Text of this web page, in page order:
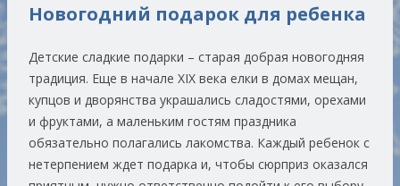
Новогодний подарок для ребенка
Детские сладкие подарки – старая добрая новогодняя
традиция. Еще в начале XIX века елки в домах мещан,
купцов и дворянства украшались сладостями, орехами
и фруктами, а маленьким гостям праздника
обязательно полагались лакомства. Каждый ребенок с
нетерпением ждет подарка и, чтобы сюрприз оказался